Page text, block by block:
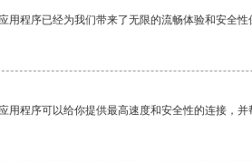
用程序已经为我们带来了无限的流畅体验和安全性
用程序可以给你提供最高速度和安全性的连接，并